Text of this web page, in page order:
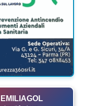
EMILIAGOL